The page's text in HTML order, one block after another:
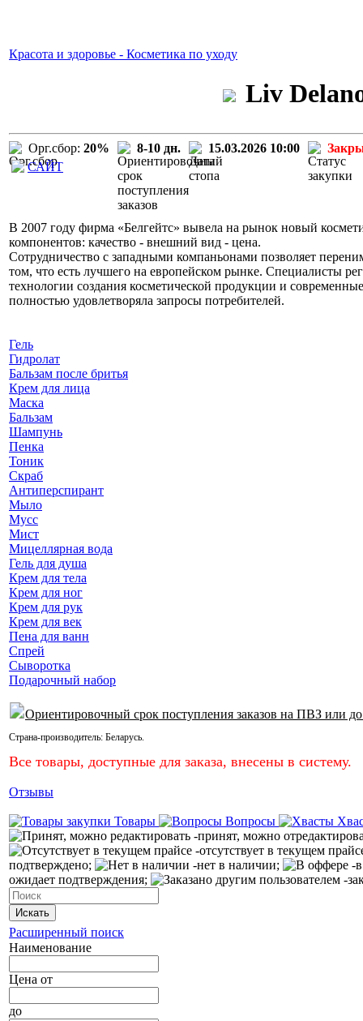
Красота и здоровье - Косметика по уходу
Liv
Орг.сбор: 20% 8-10 дн. 15.03.2026 10:00
САЙТ
В 2007 году фирма «Белгейтс» вывела на рынок новый
компонентов: качество - внешний вид - цена.
Сотрудничество с западными компаньонами позволяет
том, что есть лучшего на европейском рынке. Специалисты
технологии создания косметической продукции и
полностью удовлетворяла запросы потребителей.
Гель
Гидролат
Бальзам после бритья
Крем для лица
Маска
Бальзам
Шампунь
Пенка
Тоник
Скраб
Антиперспирант
Мыло
Мусс
Мист
Мицеллярная вода
Гель для душа
Крем для тела
Крем для ног
Крем для рук
Крем для век
Пена для ванн
Спрей
Сыворотка
Подарочный набор
Ориентировочный срок поступления заказов на ПВЗ или
Страна-производитель: Беларусь.
Все товары, доступные для заказа, внесены в систему.
Отзывы
Товары Вопросы
-принят, можно
-отсутствует в текущем
подтверждено;
-нет в наличии;
-
ожидает подтверждения;
-
Искать
Расширенный поиск
Наименование
Цена от
до